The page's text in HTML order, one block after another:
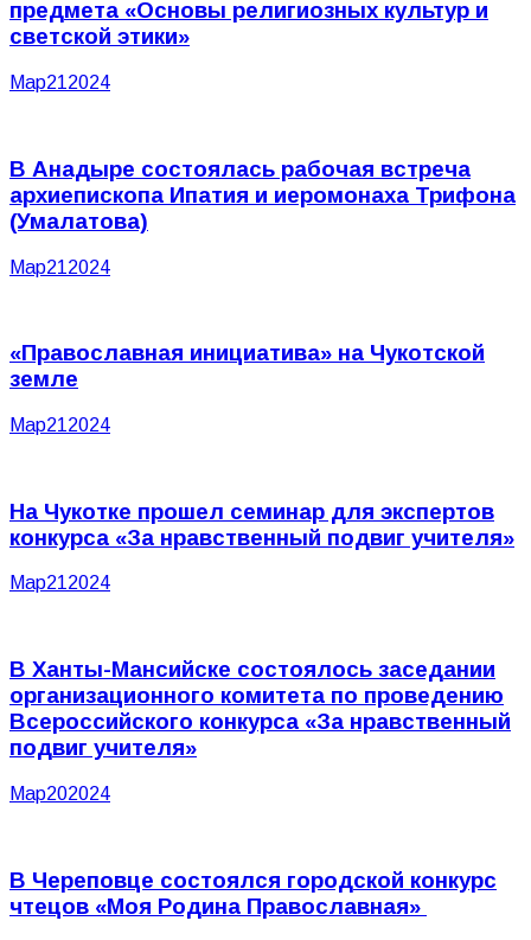
предмета «Основы религиозных культур и
светской этики»
Мар212024
В Анадыре состоялась рабочая встреча
архиепископа Ипатия и иеромонаха Трифона
(Умалатова)
Мар212024
«Православная инициатива» на Чукотской
земле
Мар212024
На Чукотке прошел семинар для экспертов
конкурса «За нравственный подвиг учителя»
Мар212024
В Ханты-Мансийске состоялось заседании
организационного комитета по проведению
Всероссийского конкурса «За нравственный
подвиг учителя»
Мар202024
В Череповце состоялся городской конкурс
чтецов «Моя Родина Православная»